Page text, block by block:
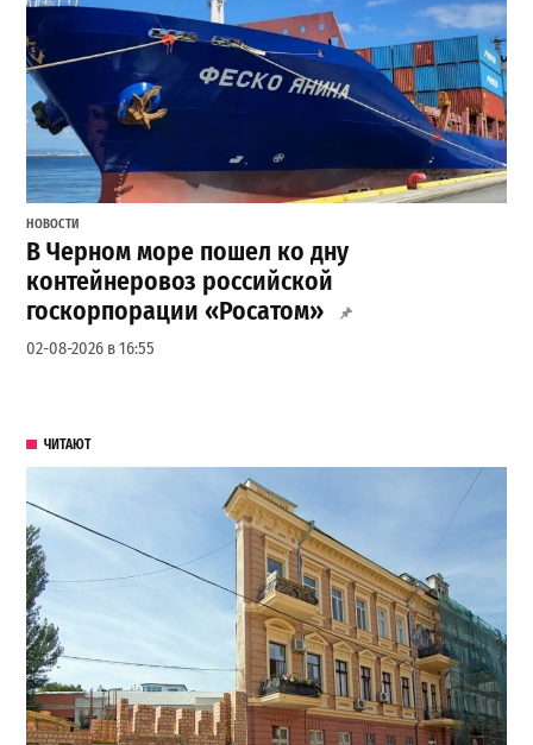
НОВОСТИ
В Черном море пошел ко дну
контейнеровоз российской
госкорпорации «Росатом»
02-08-2026 в 16:55
ЧИТАЮТ